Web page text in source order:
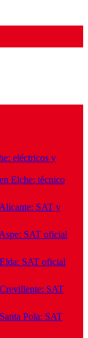
eléctricos y
Elche: técnico
SAT y
SAT oficial
SAT oficial
SAT
Pola: SAT